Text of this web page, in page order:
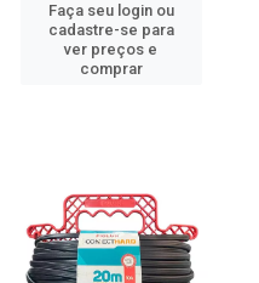
Faça seu login ou
cadastre-se para
ver preços e
comprar